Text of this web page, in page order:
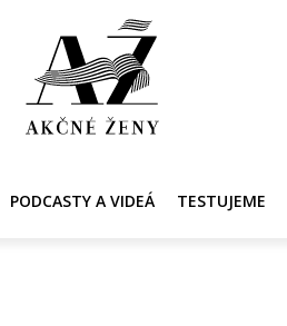
PODCASTY A VIDEÁ TESTUJEME